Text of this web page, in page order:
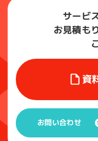
サービ
お見積も
資
お問い合わせ